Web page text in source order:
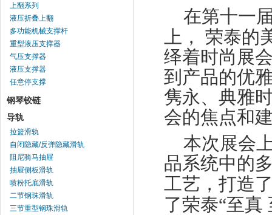
上翻系列
液压折叠上翻
多功能机械支撑杆
重型液压支撑器
气压支撑器
液压支撑器
任意停支撑
钢琴铰链
导轨
拉篮滑轨
自闭隐藏/反弹隐藏滑轨
阻尼骑马抽屉
抽屉侧板滑轨
喷粉托底滑轨
二节钢珠滑轨
三节重型钢珠滑轨
在第十一
上，
荣泰的
绎着时尚展
到产品的优
隽永、典雅
会的焦点和
本次展会
品系统中的
工艺，打造
了荣泰“至真